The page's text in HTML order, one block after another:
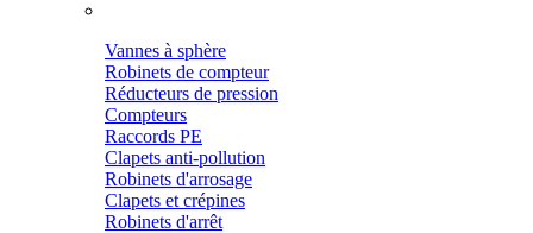
Vannes à sphère
Robinets de compteur
Réducteurs de pression
Compteurs
Raccords PE
Clapets anti-pollution
Robinets d'arrosage
Clapets et crépines
Robinets d'arrêt